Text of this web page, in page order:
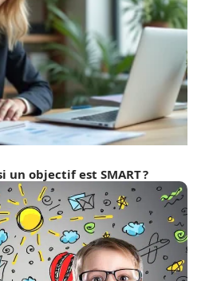
un objectif est SMART ?